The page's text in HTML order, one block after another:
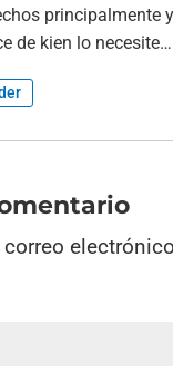
principalmente
de kien lo